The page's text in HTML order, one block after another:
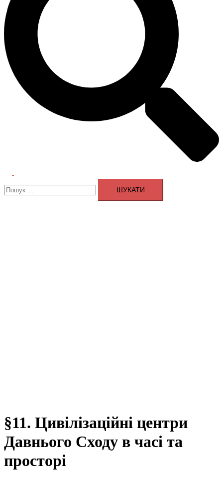
меню
Пошук:
§11. Цивілізаційні центри
Давнього Сходу в часі та
просторі